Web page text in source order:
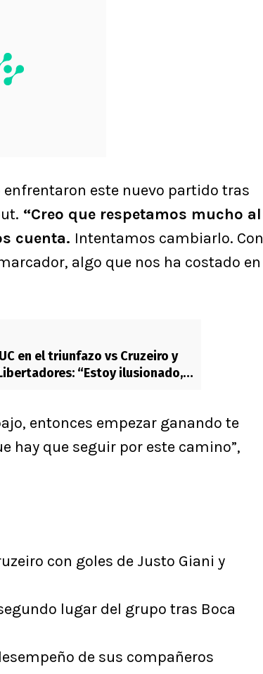
este nuevo partido tras
“Creo que respetamos mucho al
cuenta. Intentamos cambiarlo. Con
algo que nos ha costado en
en el triunfazo vs Cruzeiro y
“Estoy ilusionado,
entonces empezar ganando te
hay que seguir por este camino”,
con goles de Justo Giani y
lugar del grupo tras Boca
de sus compañeros